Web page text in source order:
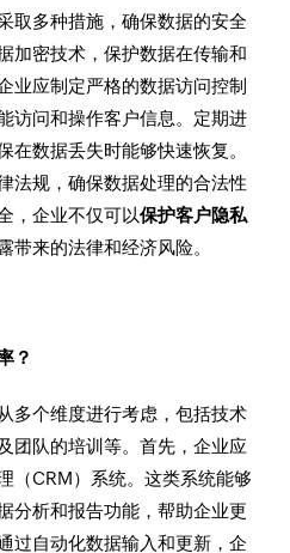
取多种措施，确保数据的安全
加密技术，保护数据在传输和
业应制定严格的数据访问控制
访问和操作客户信息。定期进
在数据丢失时能够快速恢复。
法规，确保数据处理的合法性
，企业不仅可以保护客户隐私
带来的法律和经济风险。
？
多个维度进行考虑，包括技术
团队的培训等。首先，企业应
（CRM）系统。这类系统能够
分析和报告功能，帮助企业更
过自动化数据输入和更新，企